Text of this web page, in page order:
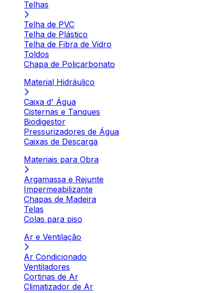
Telhas
Telha de PVC
Telha de Plástico
Telha de Fibra de Vidro
Toldos
Chapa de Policarbonato
Material Hidráulico
Caixa d' Água
Cisternas e Tanques
Biodigestor
Pressurizadores de Água
Caixas de Descarga
Materiais para Obra
Argamassa e Rejunte
Impermeabilizante
Chapas de Madeira
Telas
Colas para piso
Ar e Ventilação
Ar Condicionado
Ventiladores
Cortinas de Ar
Climatizador de Ar